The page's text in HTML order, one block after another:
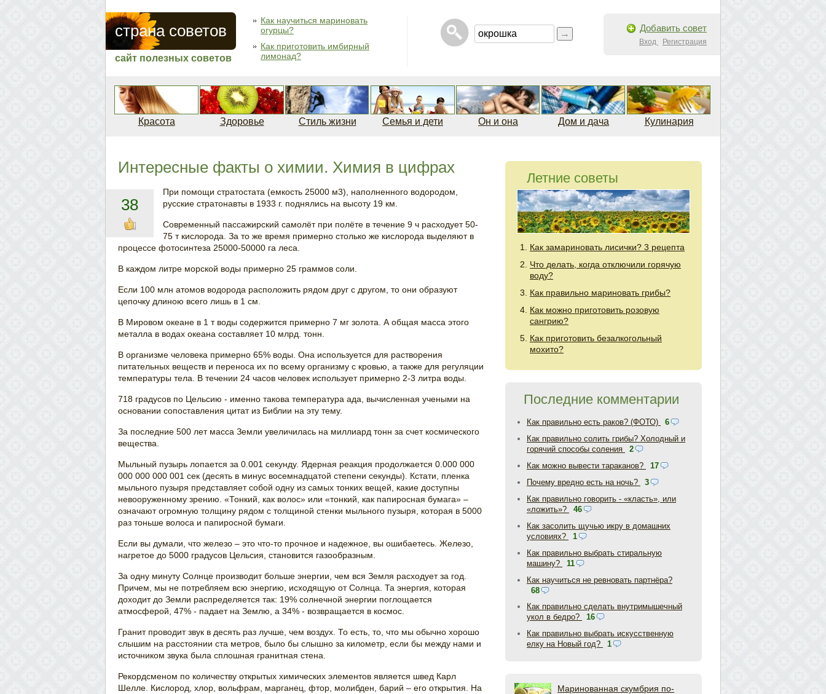
страна советов
сайт полезных советов
Как научиться мариновать
огурцы?
Как приготовить имбирный
лимонад?
Добавить совет
Вход Регистрация
Красота Здоровье Стиль жизни Семья и дети Он и она Дом и дача Кулинария
Интересные факты о химии. Химия в цифрах
38
При помощи стратостата (емкость 25000 м3), наполненного водородом,
русские стратонавты в 1933 г. поднялись на высоту 19 км.
Современный пассажирский самолёт при полёте в течение 9 ч расходует 50-
75 т кислорода. За то же время примерно столько же кислорода выделяют в
процессе фотосинтеза 25000-50000 га леса.
В каждом литре морской воды примерно 25 граммов соли.
Если 100 млн атомов водорода расположить рядом друг с другом, то они образуют
цепочку длиною всего лишь в 1 см.
В Мировом океане в 1 т воды содержится примерно 7 мг золота. А общая масса этого
металла в водах океана составляет 10 млрд. тонн.
В организме человека примерно 65% воды. Она используется для растворения
питательных веществ и переноса их по всему организму с кровью, а также для регуляции
температуры тела. В течении 24 часов человек использует примерно 2-3 литра воды.
718 градусов по Цельсию - именно такова температура ада, вычисленная учеными на
основании сопоставления цитат из Библии на эту тему.
За последние 500 лет масса Земли увеличилась на миллиард тонн за счет космического
вещества.
Мыльный пузырь лопается за 0.001 секунду. Ядерная реакция продолжается 0.000 000
000 000 000 001 сек (десять в минус восемнадцатой степени секунды). Кстати, пленка
мыльного пузыря представляет собой одну из самых тонких вещей, какие доступны
невооруженному зрению. «Тонкий, как волос» или «тонкий, как папиросная бумага» –
означают огромную толщину рядом с толщиной стенки мыльного пузыря, которая в 5000
раз тоньше волоса и папиросной бумаги.
Если вы думали, что железо – это что-то прочное и надежное, вы ошибаетесь. Железо,
нагретое до 5000 градусов Цельсия, становится газообразным.
За одну минуту Солнце производит больше энергии, чем вся Земля расходует за год.
Причем, мы не потребляем всю энергию, исходящую от Солнца. Та энергия, которая
доходит до Земли распределяется так: 19% солнечной энергии поглощается
атмосферой, 47% - падает на Землю, а 34% - возвращается в космос.
Гранит проводит звук в десять раз лучше, чем воздух. То есть, то, что мы обычно хорошо
слышим на расстоянии ста метров, было бы слышно за километр, если бы между нами и
источником звука была сплошная гранитная стена.
Рекордсменом по количеству открытых химических элементов является швед Карл
Шелле. Кислород, хлор, вольфрам, марганец, фтор, молибден, барий – его открытия. На
Летние советы
Как замариновать лисички? 3 рецепта
Что делать, когда отключили горячую
воду?
Как правильно мариновать грибы?
Как можно приготовить розовую
сангрию?
Как приготовить безалкогольный
мохито?
Последние комментарии
Как правильно есть раков? (ФОТО)
6
Как правильно солить грибы? Холодный и
горячий способы соления
2
Как можно вывести тараканов?
17
Почему вредно есть на ночь?
3
Как правильно говорить - «класть», или
«ложить»?
46
Как засолить щучью икру в домашних
условиях?
1
Как правильно выбрать стиральную
машину?
11
Как научиться не ревновать партнёра?
68
Как правильно сделать внутримышечный
укол в бедро?
16
Как правильно выбрать искусственную
елку на Новый год?
1
Маринованная скумбрия по-